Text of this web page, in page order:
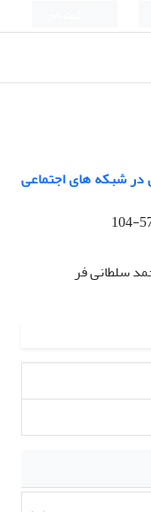
در شبکه های اجتماعی
سلطانی فر